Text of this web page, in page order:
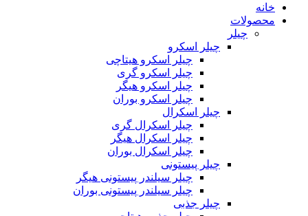
خانه
محصولات
چیلر
چیلر اسکرو
چیلر اسکرو هیتاچی
چیلر اسکرو گری
چیلر اسکرو هیگر
چیلر اسکرو بوران
چیلر اسکرال
چیلر اسکرال گری
چیلر اسکرال هیگر
چیلر اسکرال بوران
چیلر پیستونی
چیلر سیلندر پیستونی هیگر
چیلر سیلندر پیستونی بوران
چیلر جذبی